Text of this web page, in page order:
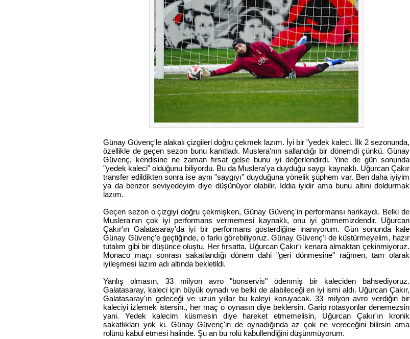
Günay Güvenç'le alakalı çizgileri doğru çekmek lazım. İyi bir "yedek kaleci. İlk 2 sezonunda,
özellikle de geçen sezon bunu kanıtladı. Muslera'nın sallandığı bir dönemdi çünkü. Günay
Güvenç, kendisine ne zaman fırsat gelse bunu iyi değerlendirdi. Yine de gün sonunda
"yedek kaleci" olduğunu biliyordu. Bu da Muslera'ya duyduğu saygı kaynaklı. Uğurcan Çakır
transfer edildikten sonra ise aynı "saygıyı" duyduğuna yönelik şüphem var. Ben daha iyiyim
ya da benzer seviyedeyim diye düşünüyor olabilir. İddia iyidir ama bunu altını doldurmak
lazım.
Geçen sezon o çizgiyi doğru çekmişken, Günay Güvenç'in performansı harikaydı. Belki de
Muslera'nın çok iyi performans vermemesi kaynaklı, onu iyi görmemizdendir. Uğurcan
Çakır'ın Galatasaray'da iyi bir performans gösterdiğine inanıyorum. Gün sonunda kale
Günay Güvenç'e geçtiğinde, o farkı görebiliyoruz. Günay Güvenç'i de küstürmeyelim, hazır
tutalım gibi bir düşünce oluştu. Her fırsatta, Uğurcan Çakır'ı kenara almaktan çekinmiyoruz.
Monaco maçı sonrası sakatlandığı dönem dahi "geri dönmesine" rağmen, tam olarak
iyileşmesi lazım adı altında bekletildi.
Yanlış olmasın, 33 milyon avro "bonservis" ödenmiş bir kaleciden bahsediyoruz.
Galatasaray, kaleci için büyük oynadı ve belki de alabileceği en iyi ismi aldı. Uğurcan Çakır,
Galatasaray'ın geleceği ve uzun yıllar bu kaleyi koruyacak. 33 milyon avro verdiğin bir
kaleciyi izlemek istersin., her maç o oynasın diye beklersin. Garip rotasyonlar denemezsin
yani. Yedek kalecim küsmesin diye hareket etmemelisin, Uğurcan Çakır'ın kronik
sakatlıkları yok ki. Günay Güvenç'in de oynadığında az çok ne vereceğini bilirsin ama
rolünü kabul etmesi halinde. Şu an bu rolü kabullendiğini düşünmüyorum.